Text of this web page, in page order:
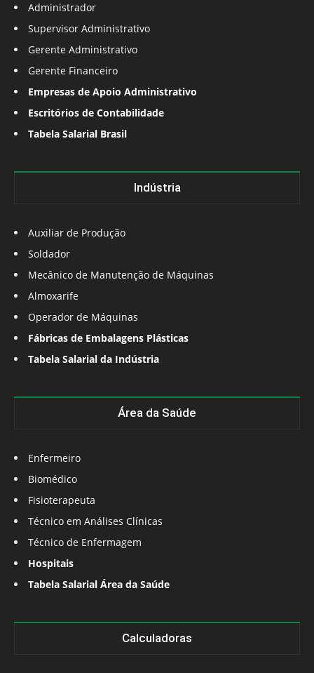
Administrador
Supervisor Administrativo
Gerente Administrativo
Gerente Financeiro
Empresas de Apoio Administrativo
Escritórios de Contabilidade
Tabela Salarial Brasil
Indústria
Auxiliar de Produção
Soldador
Mecânico de Manutenção de Máquinas
Almoxarife
Operador de Máquinas
Fábricas de Embalagens Plásticas
Tabela Salarial da Indústria
Área da Saúde
Enfermeiro
Biomédico
Fisioterapeuta
Técnico em Análises Clínicas
Técnico de Enfermagem
Hospitais
Tabela Salarial Área da Saúde
Calculadoras